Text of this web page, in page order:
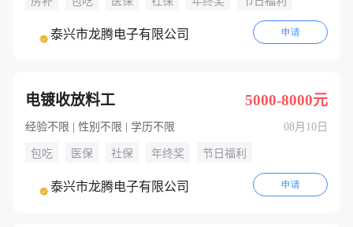
泰兴市龙腾电子有限公司 申请
电镀收放料工 5000-8000元
经验不限 | 性别不限 | 学历不限 08月10日
包吃 医保 社保 年终奖 节日福利
泰兴市龙腾电子有限公司 申请